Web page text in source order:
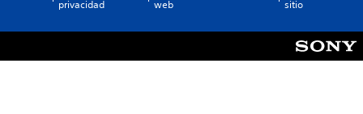
privacidad
web
sitio